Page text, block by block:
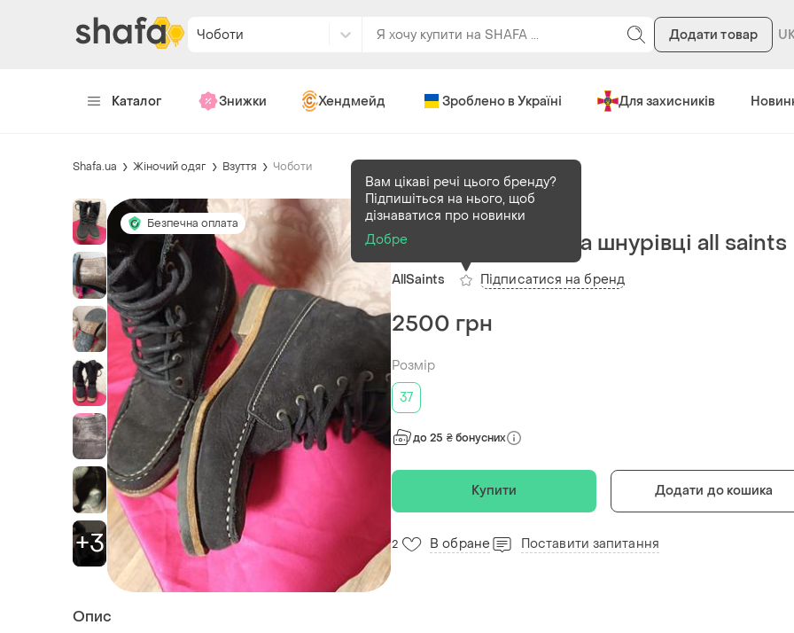
Чоботи Додати товар
Каталог Знижки Хендмейд Зроблено в Україні Для захисників
Shafa.ua Жіночий одяг Взуття Чоботи
+3
Безпечна оплата
В наявності1 шт
Шкіряні чобітки на шнурівці all saints
AllSaints
Вам цікаві речі цього бренду?
Підпишіться на нього, щоб
дізнаватися про новинки
Добре
Підписатися на бренд
2500 грн
Розмір
37
до 25 ₴ бонусних
Купити Додати до кошика
2 В обране Поставити запитання
Опис